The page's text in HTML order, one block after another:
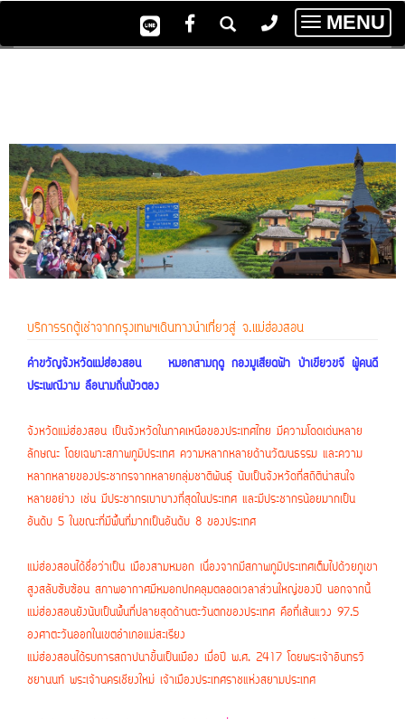
Toggle
MENU
บริการรถตู้เช่าจากกรุงเทพฯเดินทางนำเที่ยวสู่ จ.แม่ฮ่องสอน
คำขวัญจังหวัดแม่ฮ่องสอน หมอกสามฤดู กองมูเสียดฟ้า ป่าเขียวขจี ผู้คนดี
ประเพณีงาม ลือนามถิ่นบัวตอง
จังหวัดแม่ฮ่องสอน เป็นจังหวัดในภาคเหนือของประเทศไทย มีความโดดเด่นหลาย
ลักษณะ โดยเฉพาะสภาพภูมิประเทศ ความหลากหลายด้านวัฒนธรรม และความ
หลากหลายของประชากรจากหลายกลุ่มชาติพันธุ์ นับเป็นจังหวัดที่สถิติน่าสนใจ
หลายอย่าง เช่น มีประชากรเบาบางที่สุดในประเทศ และมีประชากรน้อยมากเป็น
อันดับ 5 ในขณะที่มีพื้นที่มากเป็นอันดับ 8 ของประเทศ
แม่ฮ่องสอนได้ชื่อว่าเป็น เมืองสามหมอก เนื่องจากมีสภาพภูมิประเทศเต็มไปด้วยภูเขา
สูงสลับซับซ้อน สภาพอากาศมีหมอกปกคลุมตลอดเวลาส่วนใหญ่ของปี นอกจากนี้
แม่ฮ่องสอนยังนับเป็นพื้นที่ปลายสุดด้านตะวันตกของประเทศ คือที่เส้นแวง 97.5
องศาตะวันออกในเขตอำเภอแม่สะเรียง
แม่ฮ่องสอนได้รบการสถาปนาขึ้นเป็นเมือง เมื่อปี พ.ศ. 2417 โดยพระเจ้าอินทรวิ
ชยานนท์ พระเจ้านครเชียงใหม่ เจ้าเมืองประเทศราชแห่งสยามประเทศ